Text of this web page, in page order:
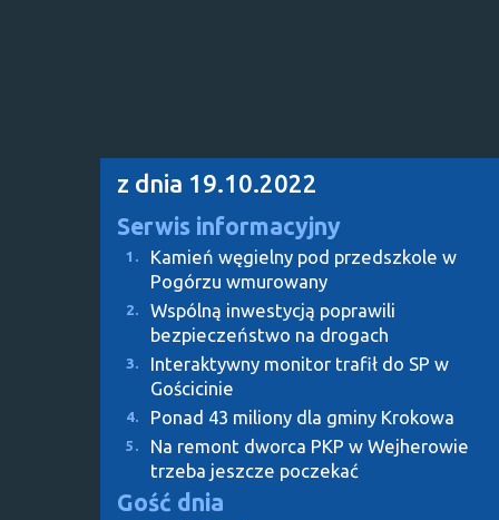
z dnia 19.10.2022
Serwis informacyjny
1.
Kamień węgielny pod przedszkole w
Pogórzu wmurowany
2.
Wspólną inwestycją poprawili
bezpieczeństwo na drogach
3.
Interaktywny monitor trafił do SP w
Gościcinie
4. Ponad 43 miliony dla gminy Krokowa
5.
Na remont dworca PKP w Wejherowie
trzeba jeszcze poczekać
Gość dnia